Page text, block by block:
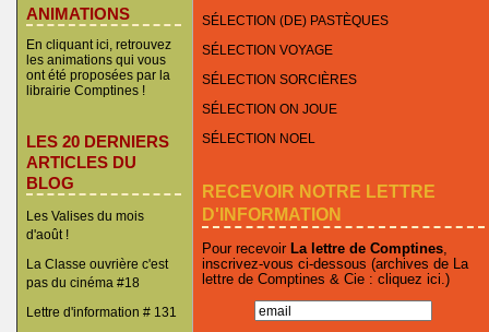
ANIMATIONS
En cliquant ici, retrouvez
les animations qui vous
ont été proposées par la
librairie Comptines !
LES 20 DERNIERS
ARTICLES DU
BLOG
Les Valises du mois
d'août !
La Classe ouvrière c'est
pas du cinéma #18
Lettre d'information # 131
SÉLECTION (DE) PASTÈQUES
SÉLECTION VOYAGE
SÉLECTION SORCIÈRES
SÉLECTION ON JOUE
SÉLECTION NOEL
RECEVOIR NOTRE LETTRE
D'INFORMATION
Pour recevoir La lettre de Comptines,
inscrivez-vous ci-dessous (archives de La
lettre de Comptines & Cie : cliquez ici .)